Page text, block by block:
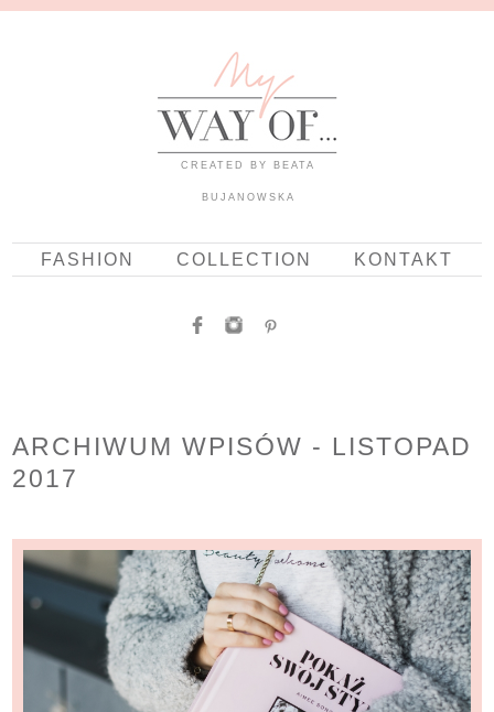
CREATED BY BEATA
BUJANOWSKA
FASHION COLLECTION KONTAKT
ARCHIWUM WPISÓW - LISTOPAD
2017